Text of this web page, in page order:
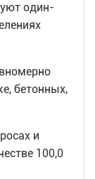
один-
бетонных,
и
100,0